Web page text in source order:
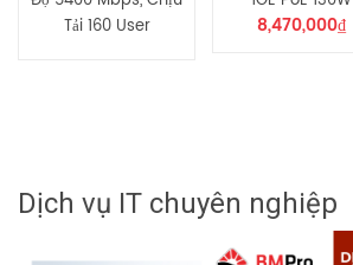
Tải 160 User
8,470,000₫
Dịch vụ IT chuyên nghiệp